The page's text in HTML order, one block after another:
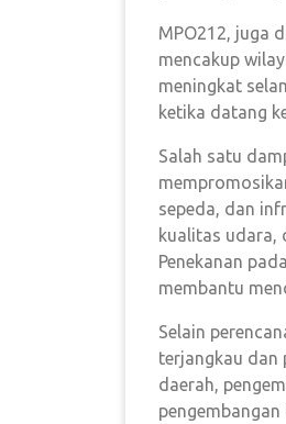
MPO212, juga
mencakup
meningkat
ketika datang
Salah satu
sepeda, dan
kualitas udara,
Penekanan
membantu
Selain
terjangkau dan
daerah,